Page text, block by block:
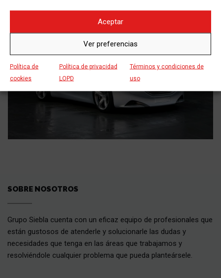
Aceptar
Ver preferencias
Política de
cookies
Política de privacidad
LOPD
Términos y condiciones de
uso
SED DO EIUSMOD TEMPOR
PEUGEOT
SOBRE NOSOTROS
Grupo Siebla cuenta con un eficaz equipo de profesionales que
están gustosos de atenderle y solucionarle las dudas y
necesidades que tenga en las áreas que trabajamos y
resolviéndole cualquier problema que pueda planteársele.